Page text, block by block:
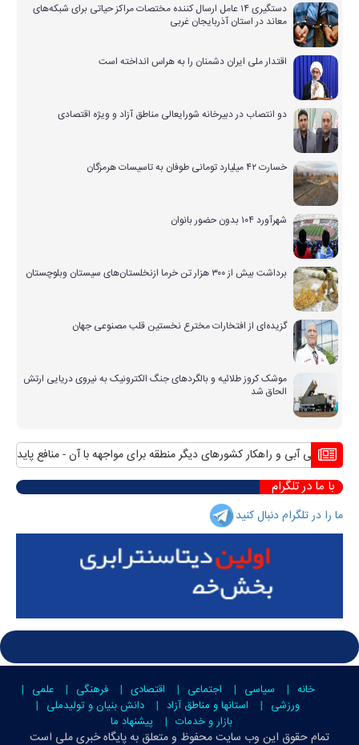
دستگیری ۱۴ عامل ارسال کننده مختصات مراکز حیاتی برای شبکه‌های
معاند در استان آذربایجان غربی
اقتدار ملی ایران دشمنان را به هراس انداخته است
دو انتصاب در دبیرخانه شورایعالی مناطق آزاد و ویژه اقتصادی
خسارت ۴۲ میلیارد تومانی طوفان به تاسیسات هرمزگان
شهرآورد ۱۰۴ بدون حضور بانوان
برداشت بیش از ۳۰۰ هزار تن خرما ازنخلستان‌های سیستان وبلوچستان
گزیده‌ای از افتخارات مخترع نخستین قلب مصنوعی جهان
موشک کروز طلائیه و بالگردهای جنگ الکترونیک به نیروی دریایی ارتش
الحاق شد
بی آبی و راهکار کشورهای دیگر منطقه برای مواجهه با آن منافع پایدار
با ما در تلگرام
ما را در تلگرام دنبال کنید
خانه سیاسی اجتماعی اقتصادی فرهنگی
علمی
ورزشی
استانها و مناطق آزاد
دانش بنیان و تولیدملی
بازار و خدمات
پیشنهاد ما
تمام حقوق این وب سایت محفوظ و متعلق بهپایگاه خبری ملی است